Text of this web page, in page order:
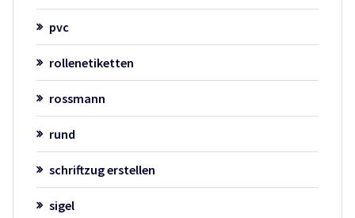
pvc
rollenetiketten
rossmann
rund
schriftzug erstellen
sigel